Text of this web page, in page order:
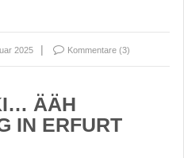
2025 Kommentare (3)
ÄÄH
IN ERFURT